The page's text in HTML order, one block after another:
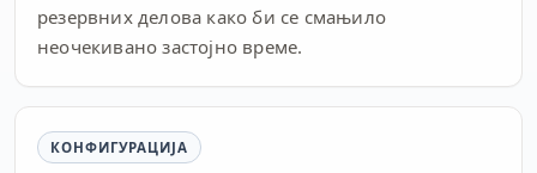
резервних делова како би се смањило
неочекивано застојно време.
КОНФИГУРАЦИЈА